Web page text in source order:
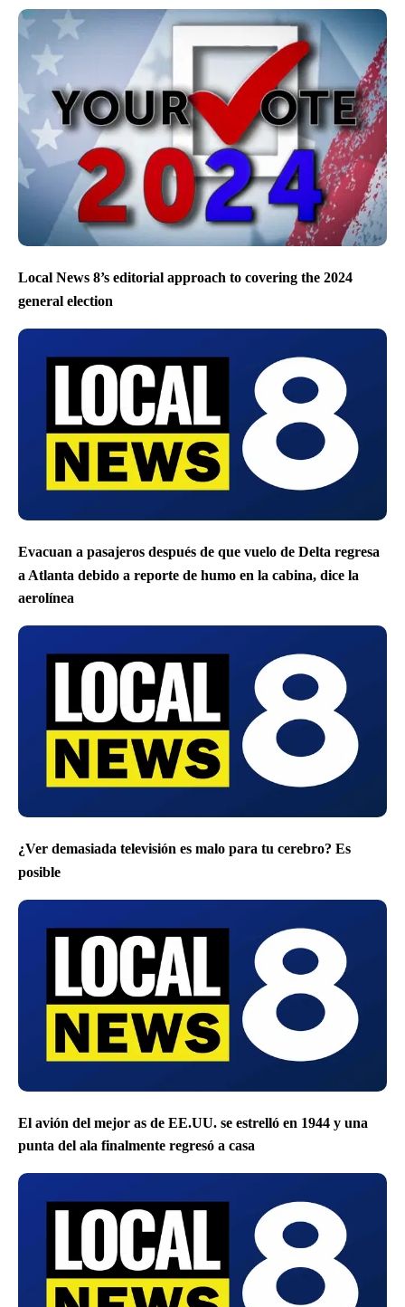
Local News 8’s editorial approach to covering the 2024
general election
Evacuan a pasajeros después de que vuelo de Delta regresa
a Atlanta debido a reporte de humo en la cabina, dice la
aerolínea
¿Ver demasiada televisión es malo para tu cerebro? Es
posible
El avión del mejor as de EE.UU. se estrelló en 1944 y una
punta del ala finalmente regresó a casa